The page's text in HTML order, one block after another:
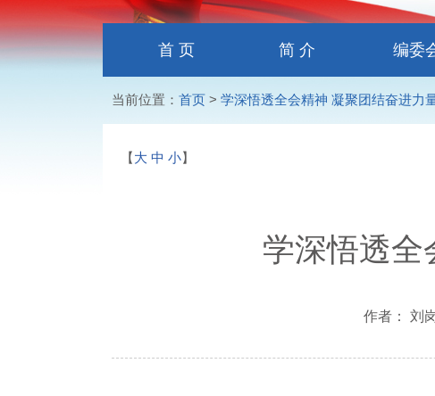
首 页 简 介 编委
当前位置： 首页> 学深悟透全会精神 凝聚团结奋进力
【大 中 小】
学深悟透全
作者：